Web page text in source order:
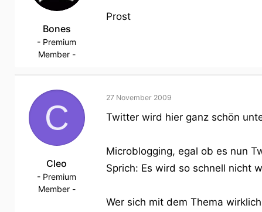
Bones
- Premium
Member -
Prost
C
Cleo
- Premium
Member -
27 November 2009
Twitter wird hier ganz schön
Microblogging, egal ob es nun
Sprich: Es wird so schnell nicht
Wer sich mit dem Thema